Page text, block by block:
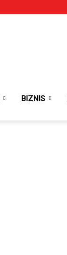
BIZNIS